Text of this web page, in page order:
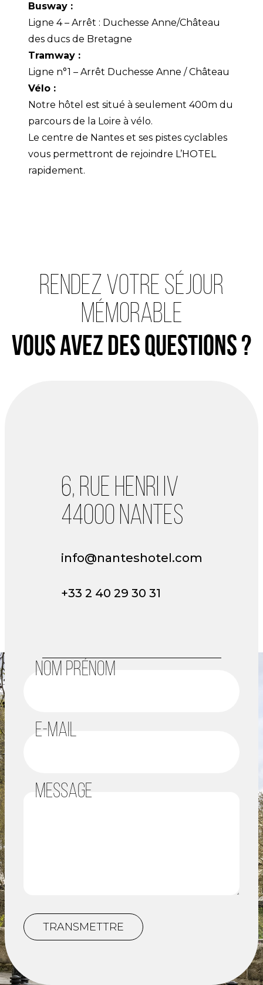
Busway :
Ligne 4 – Arrêt : Duchesse Anne/Château
des ducs de Bretagne
Tramway :
Ligne n°1 – Arrêt Duchesse Anne / Château
Vélo :
Notre hôtel est situé à seulement 400m du
parcours de la Loire à vélo.
Le centre de Nantes et ses pistes cyclables
vous permettront de rejoindre L’HOTEL
rapidement.
Rendez votre séjour
mémorable
Vous avez des questions ?
6, RUE HENRI IV
44000 NANTES
info@nanteshotel.com
+33 2 40 29 30 31
NOM PRÉNOM
E-MAIL
MESSAGE